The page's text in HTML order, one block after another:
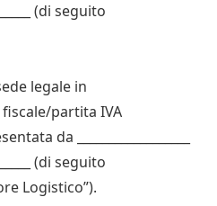
(di seguito
sede legale in
fiscale/partita IVA
da __________________
(di seguito
Logistico”).